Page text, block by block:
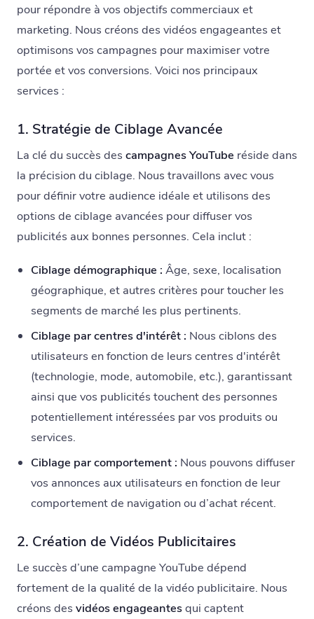
pour répondre à vos objectifs commerciaux et
marketing. Nous créons des vidéos engageantes et
optimisons vos campagnes pour maximiser votre
portée et vos conversions. Voici nos principaux
services :
1. Stratégie de Ciblage Avancée
La clé du succès des campagnes YouTube réside dans
la précision du ciblage. Nous travaillons avec vous
pour définir votre audience idéale et utilisons des
options de ciblage avancées pour diffuser vos
publicités aux bonnes personnes. Cela inclut :
Ciblage démographique : Âge, sexe, localisation
géographique, et autres critères pour toucher les
segments de marché les plus pertinents.
Ciblage par centres d'intérêt : Nous ciblons des
utilisateurs en fonction de leurs centres d'intérêt
(technologie, mode, automobile, etc.), garantissant
ainsi que vos publicités touchent des personnes
potentiellement intéressées par vos produits ou
services.
Ciblage par comportement : Nous pouvons diffuser
vos annonces aux utilisateurs en fonction de leur
comportement de navigation ou d’achat récent.
2. Création de Vidéos Publicitaires
Le succès d’une campagne YouTube dépend
fortement de la qualité de la vidéo publicitaire. Nous
créons des vidéos engageantesqui captent